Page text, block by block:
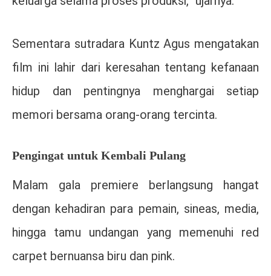
Sementara sutradara Kuntz Agus mengatakan
film ini lahir dari keresahan tentang kefanaan
hidup dan pentingnya menghargai setiap
memori bersama orang-orang tercinta.
Pengingat untuk Kembali Pulang
Malam gala premiere berlangsung hangat
dengan kehadiran para pemain, sineas, media,
hingga tamu undangan yang memenuhi red
carpet bernuansa biru dan pink.